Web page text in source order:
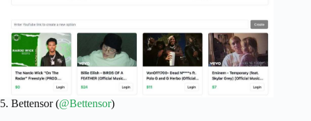
5. Bettensor (@Bettensor)